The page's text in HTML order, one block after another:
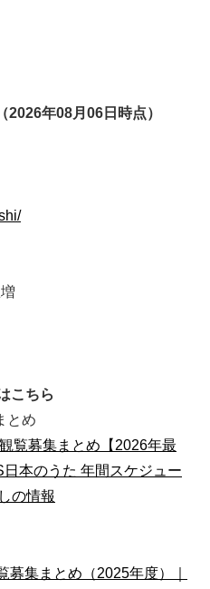
（2026年08月06日時点）
こちら
とめ
覧募集まとめ【2026年最
本のうた 年間スケジュー
の情報
募集まとめ（2025年度）｜